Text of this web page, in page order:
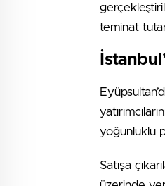
teminat
yoğunluklu
Satışa